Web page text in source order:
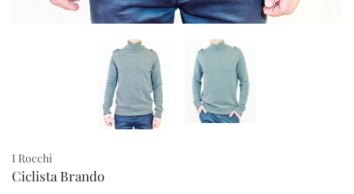
I Rocchi
Ciclista Brando